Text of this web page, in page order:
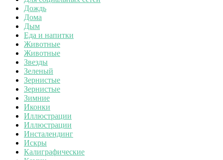
Дождь
Дома
Дым
Еда и напитки
Животные
Животные
Звезды
Зеленый
Зернистые
Зернистые
Зимние
Иконки
Иллюстрации
Иллюстрации
Инсталендинг
Искры
Калиграфические